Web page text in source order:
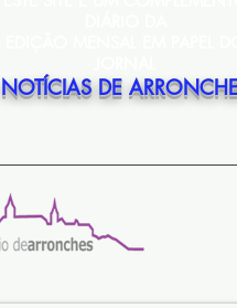
NOTÍCIAS DE